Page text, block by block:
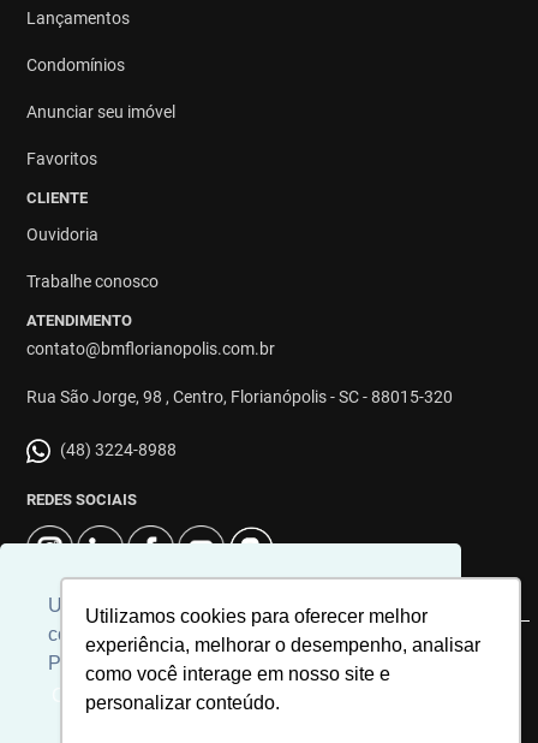
Usamos cookies para personalizar
conteúdos e melhorar a sua experiência.
Para ver nossa política de cookies
Clique aqui
Utilizamos cookies para oferecer melhor
experiência, melhorar o desempenho, analisar
como você interage em nosso site e
personalizar conteúdo.
Lançamentos
Condomínios
Anunciar seu imóvel
Favoritos
CLIENTE
Ouvidoria
Trabalhe conosco
ATENDIMENTO
contato@bmflorianopolis.com.br
Rua São Jorge, 98 , Centro, Florianópolis - SC - 88015-320
(48) 3224-8988
REDES SOCIAIS
© 2026 | Imobiliária BM Florianópolis | CRECI: 8863J | Desenvolvido